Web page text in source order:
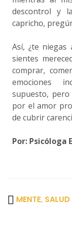
descontrol y
capricho,
Así, ¿te
sientes
comprar,
emociones
supuesto,
por el amor
de cubrir
Por: Psicóloga
MENTE, SALUD